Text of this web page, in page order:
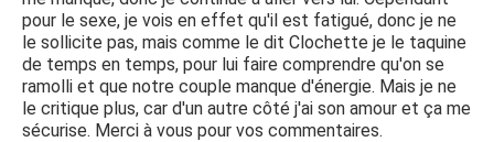
pour le sexe, je vois en effet qu'il est fatigué, donc je ne
le sollicite pas, mais comme le dit Clochette je le taquine
de temps en temps, pour lui faire comprendre qu'on se
ramolli et que notre couple manque d'énergie. Mais je ne
le critique plus, car d'un autre côté j'ai son amour et ça me
sécurise. Merci à vous pour vos commentaires.